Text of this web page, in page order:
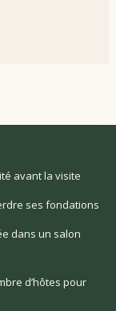
avant la visite
ses fondations
dans un salon
d’hôtes pour